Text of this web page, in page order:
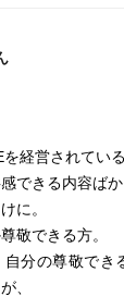
経営されてい
できる内容ばか
に。
敬できる方。
分の尊敬でき
、